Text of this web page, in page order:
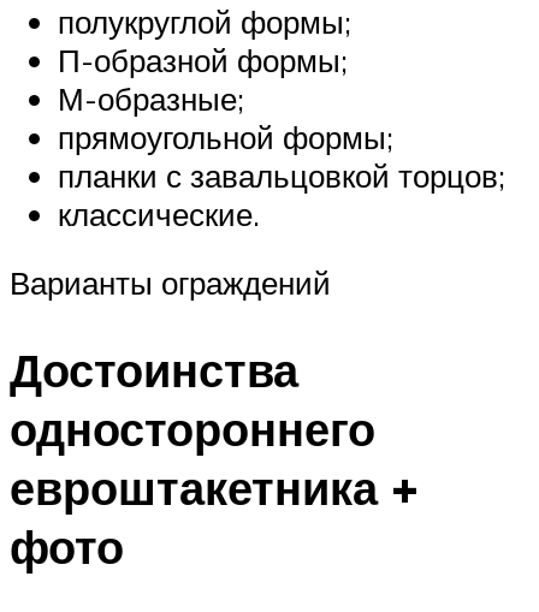
полукруглой формы;
П-образной формы;
М-образные;
прямоугольной формы;
планки с завальцовкой торцов;
классические.
Варианты ограждений
Достоинства
одностороннего
евроштакетника +
фото